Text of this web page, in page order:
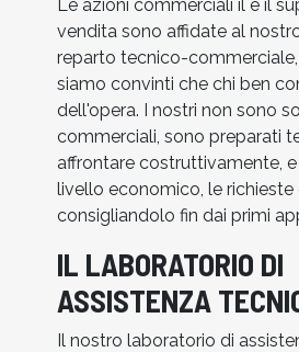
Le azioni commerciali il e il
vendita sono affidate al
reparto tecnico-
siamo convinti che chi ben
dell'opera. I nostri non sono
commerciali, sono preparati
affrontare costruttivamente,
livello economico, le richieste
consigliandolo fin dai primi
IL LABORATORIO DI
ASSISTENZA
Il nostro laboratorio di